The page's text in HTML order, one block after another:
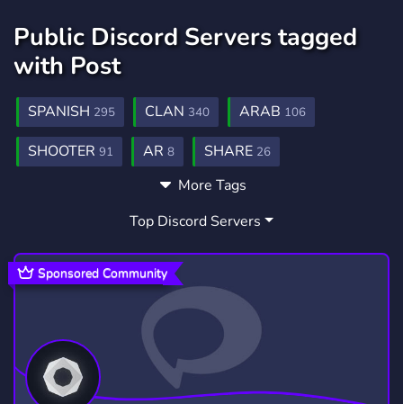
Public Discord Servers tagged
with Post
SPANISH 295 CLAN 340 ARAB 106
SHOOTER 91 AR 8 SHARE 26
POSTSCRIPTUM
POSTSCRIPTUMSPAIN1 SCRIPTUM
RUNSTUKAINCOMING
RUN STUKA INCOMING1
More Tags
Top Discord Servers
Sponsored Community